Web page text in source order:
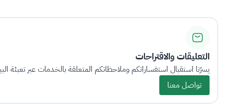
التعليقات والاقتراحات
يسرّنا استقبال استفساراتكم وملاحظاتكم المتعلقة بالخدمات عبر تعبئة
تواصل معنا